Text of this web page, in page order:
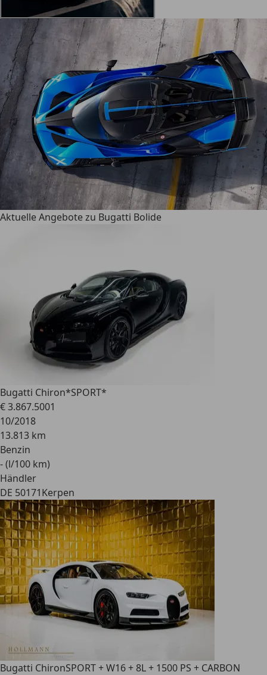
Aktuelle Angebote zu Bugatti Bolide
Bugatti Chiron*SPORT*
€ 3.867.5001
10/2018
13.813 km
Benzin
- (l/100 km)
Händler
DE 50171Kerpen
Bugatti ChironSPORT + W16 + 8L + 1500 PS + CARBON